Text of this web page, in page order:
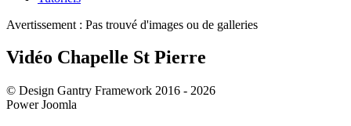
Avertissement : Pas trouvé d'images ou de galleries
Vidéo Chapelle St Pierre
© Design Gantry Framework 2016 - 2026
Power Joomla